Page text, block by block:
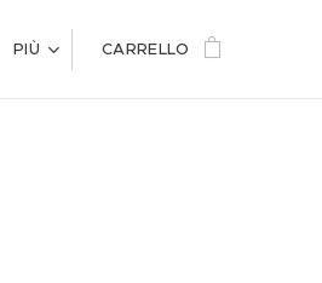
PIÙ CARRELLO